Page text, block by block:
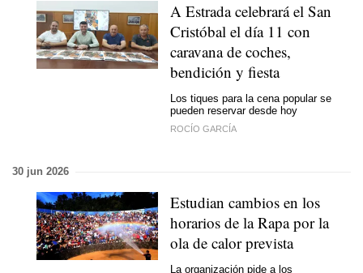
A Estrada celebrará el San
Cristóbal el día 11 con
caravana de coches,
bendición y fiesta
Los tiques para la cena popular se
pueden reservar desde hoy
ROCÍO GARCÍA
30 jun 2026
Estudian cambios en los
horarios de la Rapa por la
ola de calor prevista
La organización pide a los